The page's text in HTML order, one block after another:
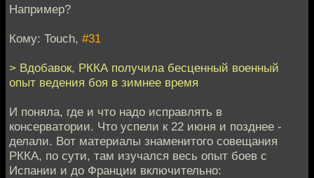
Например?
Кому: Touch, #31
> Вдобавок, РККА получила бесценный военный
опыт ведения боя в зимнее время
И поняла, где и что надо исправлять в
консерватории. Что успели к 22 июня и позднее -
делали. Вот материалы знаменитого совещания
РККА, по сути, там изучался весь опыт боев с
Испании и до Франции включительно: